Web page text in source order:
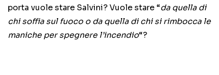
porta vuole stare Salvini? Vuole stare “da quella di
chi soffia sul fuoco o da quella di chi si rimbocca le
maniche per spegnere l’incendio“?